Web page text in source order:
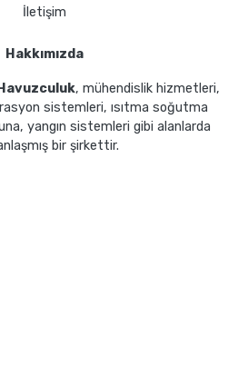
İletişim
Hakkımızda
, mühendislik hizmetleri,
sistemleri, ısıtma soğutma
yangın sistemleri gibi alanlarda
bir şirkettir.